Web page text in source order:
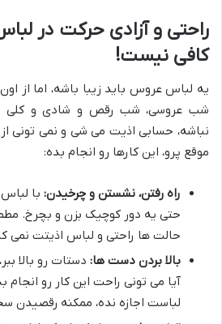
راحتی و آزادی حرکت در
کافی نیست!
یه لباس عروس باید زیبا باشه، اما از
شب عروسی، شب رقص و شادی و کلی
نباشه، حسابی اذیت می شی و نمی
موقع پرو، این کارها رو انجام بده:
راه رفتن، نشستن و چرخیدن: با
حتی یه دور کوچیک بزن و بچرخ.
حالت ها راحتی و لباس اذیتت نمی
بالا بردن دست ها: دستات رو بالا
آیا می تونی راحت این کار رو
لباست اجازه نده، ممکنه رقصیدن